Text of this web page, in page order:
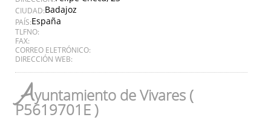
CIUDAD:Badajoz
PAÍS:España
TLFNO:
FAX:
CORREO ELETRÓNICO:
DIRECCIÓN WEB:
Ayuntamiento de Vivares (
P5619701E )